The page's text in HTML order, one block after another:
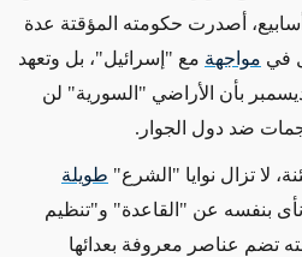
أصدرت حكومته المؤقتة عدة
في مواجهة مع "إسرائيل"، بل وتعهد
الأول/ديسمبر بأن الأراضي "السورية" لن
ضد دول الجوار .
لا تزال نوايا "الشرع" طويلة
بنفسه عن "القاعدة" و"تنظيم
تضم عناصر معروفة بعدائها